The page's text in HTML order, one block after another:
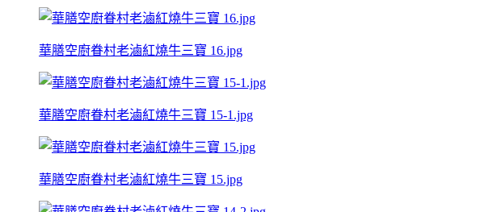
華膳空廚眷村老滷紅燒牛三寶 16.jpg
華膳空廚眷村老滷紅燒牛三寶 15-1.jpg
華膳空廚眷村老滷紅燒牛三寶 15.jpg